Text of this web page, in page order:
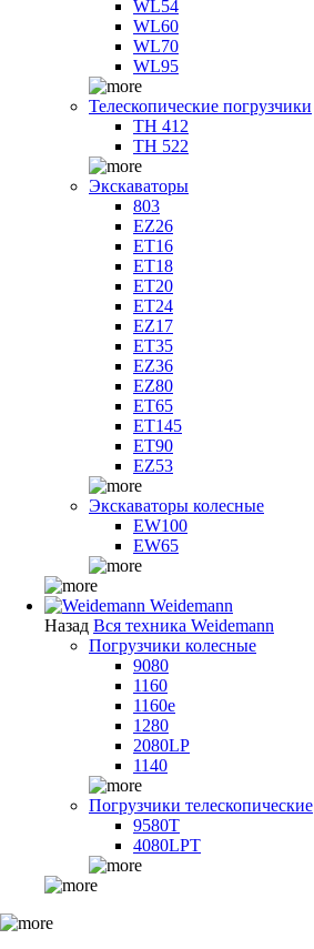
WL54
WL60
WL70
WL95
Телескопические погрузчики
TH 412
TH 522
Экскаваторы
803
EZ26
ET16
ET18
ET20
ET24
EZ17
ET35
EZ36
EZ80
ET65
ET145
ET90
EZ53
Экскаваторы колесные
EW100
EW65
Weidemann
Назад Вся техника Weidemann
Погрузчики колесные
9080
1160
1160e
1280
2080LP
1140
Погрузчики телескопические
9580T
4080LPT